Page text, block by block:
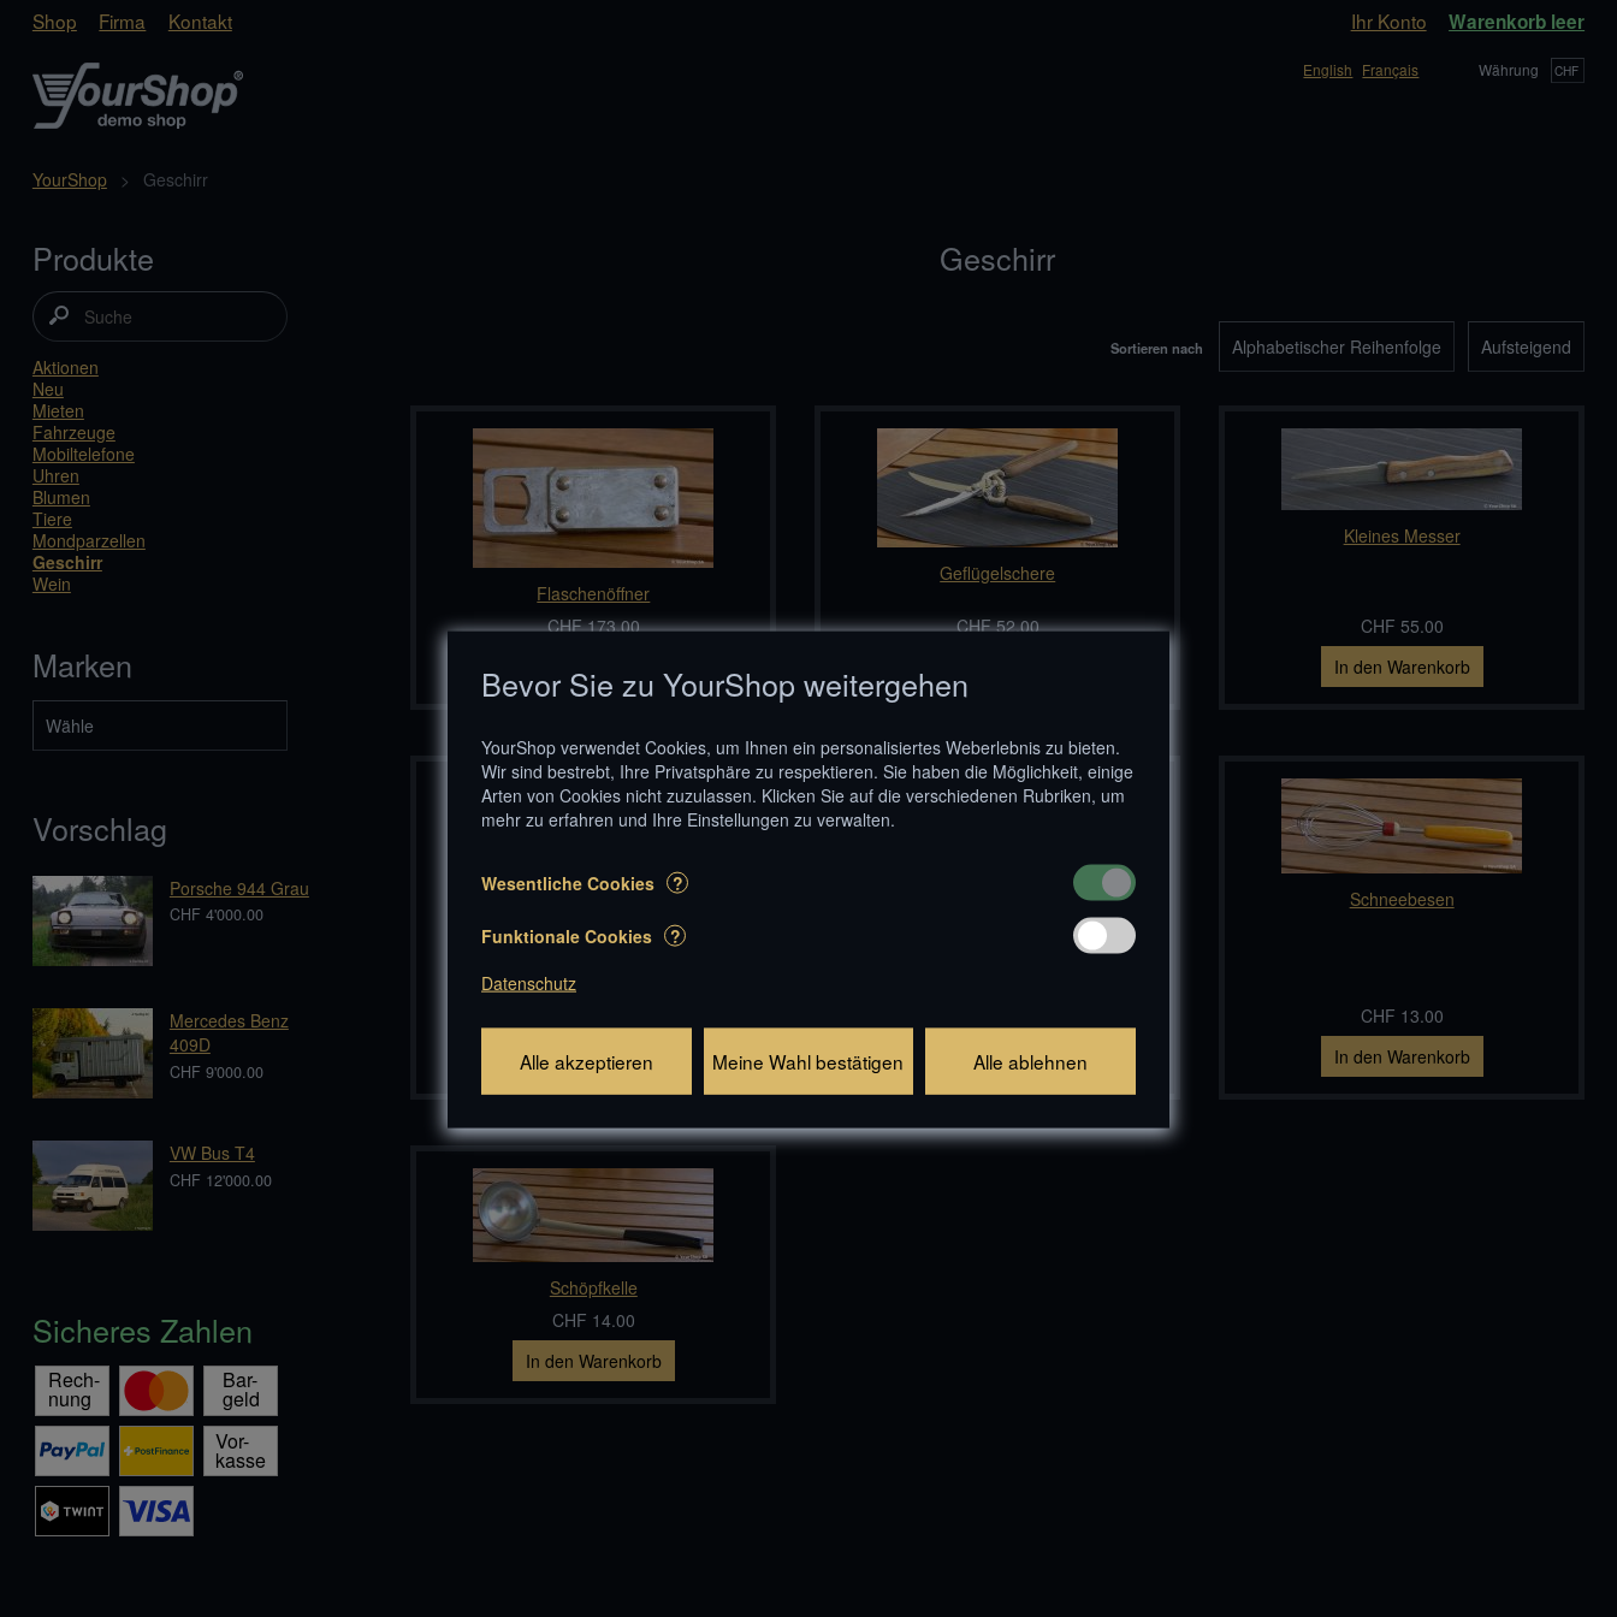
Shop Firma Kontakt Ihr Konto Warenkorb leer
English Français Währung
YourShop > Geschirr
Produkte
Aktionen
Neu
Mieten
Fahrzeuge
Mobiltelefone
Uhren
Blumen
Tiere
Mondparzellen
Geschirr
Wein
Marken
Vorschlag
Porsche 944 Grau
CHF 4'000.00
Mercedes Benz
409D
CHF 9'000.00
VW Bus T4
CHF 12'000.00
Sicheres Zahlen
Geschirr
Sortieren nach
Flaschenöffner
CHF 173.00
Geflügelschere
CHF 52.00
Kleines Messer
CHF 55.00
In den Warenkorb
Krug halb/halb
In den Warenkorb
In den Warenkorb
Schneebesen
CHF 13.00
In den Warenkorb
Schöpfkelle
CHF 14.00
In den Warenkorb
Bevor Sie zu YourShop weitergehen
YourShop verwendet Cookies, um Ihnen ein personalisiertes Weberlebnis zu bieten.
Wir sind bestrebt, Ihre Privatsphäre zu respektieren. Sie haben die Möglichkeit, einige
Arten von Cookies nicht zuzulassen. Klicken Sie auf die verschiedenen Rubriken, um
mehr zu erfahren und Ihre Einstellungen zu verwalten.
Wesentliche Cookies ?
Funktionale Cookies
?
Datenschutz
Alle akzeptieren Meine Wahl bestätigen Alle ablehnen